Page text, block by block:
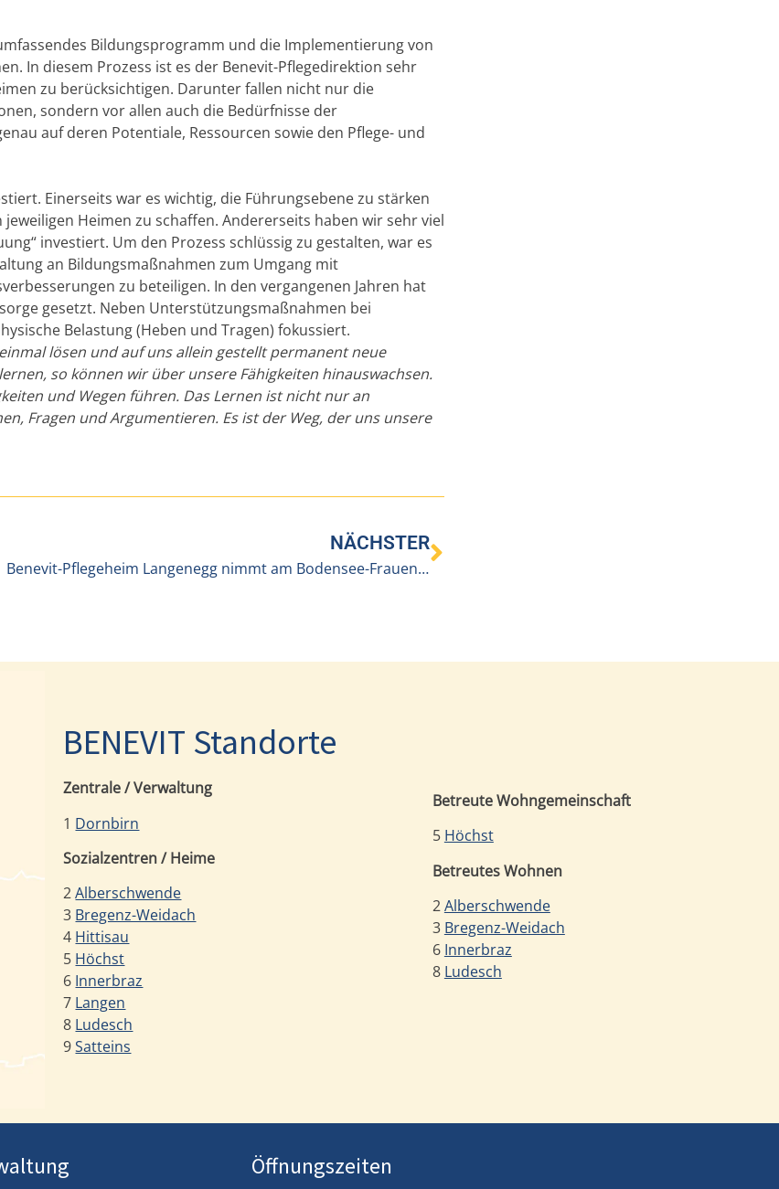
Bildungsprogramm und die Implementierung von
In diesem Prozess ist es der Benevit-Pflegedirektion sehr
zu berücksichtigen. Darunter fallen nicht nur die
sondern vor allen auch die Bedürfnisse der
auf deren Potentiale, Ressourcen sowie den Pflege- und
Einerseits war es wichtig, die Führungsebene zu stärken
Heimen zu schaffen. Andererseits haben wir sehr viel
investiert. Um den Prozess schlüssig zu gestalten, war es
an Bildungsmaßnahmen zum Umgang mit
zu beteiligen. In den vergangenen Jahren hat
gesetzt. Neben Unterstützungsmaßnahmen bei
Belastung (Heben und Tragen) fokussiert.
lösen und auf uns allein gestellt permanent neue
so können wir über unsere Fähigkeiten hinauswachsen.
und Wegen führen. Das Lernen ist nicht nur an
Fragen und Argumentieren. Es ist der Weg, der uns unsere
NÄCHSTER
Benevit-Pflegeheim Langenegg nimmt am Bodensee-Frauenlauf teil
BENEVIT Standorte
Zentrale / Verwaltung
1 Dornbirn
Sozialzentren / Heime
2Alberschwende
3 Bregenz-Weidach
4 Hittisau
5 Höchst
6 Innerbraz
7 Langen
8 Ludesch
9Satteins
Betreute Wohngemeinschaft
5 Höchst
Betreutes Wohnen
2Alberschwende
3 Bregenz-Weidach
6 Innerbraz
8 Ludesch
Öffnungszeiten